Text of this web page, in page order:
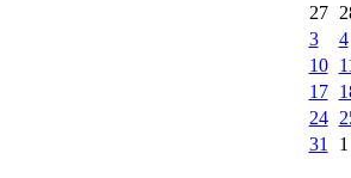
27
3
4
10
17
24
31
1